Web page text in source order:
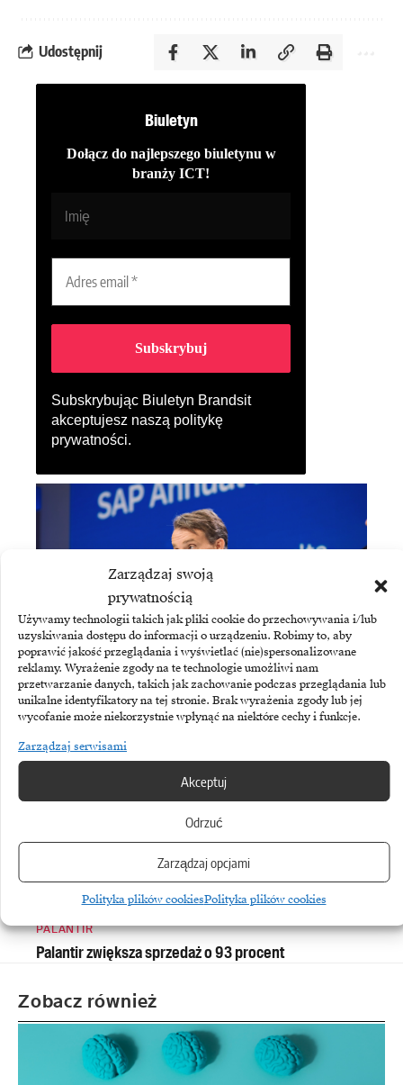
Zarządzaj swoją
prywatnością
Używamy technologii takich jak pliki cookie do przechowywania i/lub
uzyskiwania dostępu do informacji o urządzeniu. Robimy to, aby
poprawić jakość przeglądania i wyświetlać (nie)spersonalizowane
reklamy. Wyrażenie zgody na te technologie umożliwi nam
przetwarzanie danych, takich jak zachowanie podczas przeglądania lub
unikalne identyfikatory na tej stronie. Brak wyrażenia zgody lub jej
wycofanie może niekorzystnie wpłynąć na niektóre cechy i funkcje.
Zarządzaj serwisami
Akceptuj
Odrzuć
Zarządzaj opcjami
Polityka plików cookiesPolityka plików cookies
Udostępnij
Biuletyn
Dołącz do najlepszego biuletynu w
branży ICT!
Subskrybując Biuletyn Brandsit
akceptujesz naszą politykę
prywatności.
SAP
„SAP działa pod presją”
PALANTIR
Palantir zwiększa sprzedaż o 93 procent
Zobacz również